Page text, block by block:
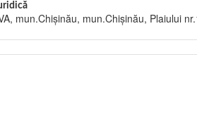
mun.Chişinău, mun.Chişinău, Plaiului